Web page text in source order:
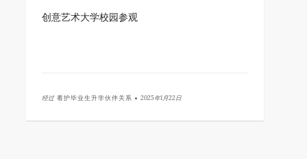
创意艺术大学校园参观
经过 看护毕业生升学伙伴关系 • 2025年1月22日